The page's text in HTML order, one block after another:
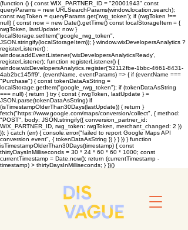
(function () { const WIX_PARTNER_ID = "20001943" const
queryParams = new URLSearchParams(window.location.search);
const rwgToken = queryParams.get('rwg_token'); if (rwgToken !==
null) { const now = new Date().getTime() const localStorageItem = {
rwgToken, lastUpdate: now }
localStorage.setItem("google_rwg_token",
JSON.stringify(localStorageItem)); } window.wixDevelopersAnalytics ?
registerListener() :
window.addEventListener('wixDevelopersAnalyticsReady',
registerListener); function registerListener() {
window.wixDevelopersAnalytics.register('52112fbe-1bbc-4661-8431-
4ab2bc145ff9', (eventName, eventParams) => { if (eventName ===
"Purchase") { const tokenDataAsString =
localStorage.getItem("google_rwg_token"); if (tokenDataAsString
=== null) { return } try { const { rwgToken, lastUpdate } =
JSON.parse(tokenDataAsString) if
(isTimestampOlderThan30Days(lastUpdate)) { return }
fetch("https://www.google.com/maps/conversion/collect", { method:
"POST", body: JSON.stringify({ conversion_partner_id:
WIX_PARTNER_ID, rwg_token: rwgToken, merchant_changed: 2 })
}); } catch (err) { console.error("failed to report Google Maps API
conversion event", { tokenDataAsString }) } } }) } function
isTimestampOlderThan30Days(timestamp) { const
thirtyDaysInMilliseconds = 30 * 24 * 60 * 60 * 1000; const
currentTimestamp = Date.now(); return (currentTimestamp -
timestamp) > thirtyDaysInMilliseconds; } })()